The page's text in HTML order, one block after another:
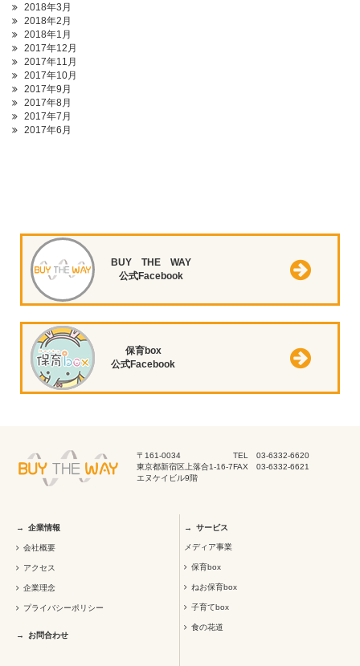
2018年3月
2018年2月
2018年1月
2017年12月
2017年11月
2017年10月
2017年9月
2017年8月
2017年7月
2017年6月
BUY THE WAY
公式Facebook
保育box
公式Facebook
〒161-0034
東京都新宿区上落合1-16-7
エヌケイビル9階
TEL 03-6332-6620
FAX 03-6332-6621
企業情報
会社概要
アクセス
企業理念
プライバシーポリシー
お問合わせ
サービス
メディア事業
保育box
ねお保育box
子育てbox
食の花道